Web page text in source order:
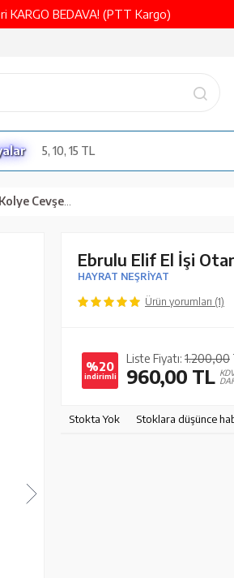
KARGO BEDAVA! (PTT Kargo)
5, 10, 15 TL
(1767-3)
Ebrulu Elif El İşi
HAYRAT NEŞRİYAT
Ürün yorumları (1)
%20
indirimli
Liste Fiyatı: 1.200,00
960,00 TL
Stokta Yok Stoklara düşünce